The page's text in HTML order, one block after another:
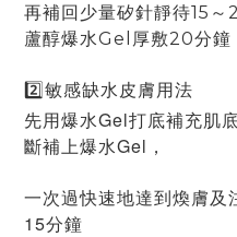
再補回少量矽針靜待15
蘆醇爆水Gel厚敷20分鐘
2️⃣敏感缺水皮膚用法
先用爆水Gel打底補充肌
斷補上爆水Gel，
一次過快速地達到煥膚及
15分鐘